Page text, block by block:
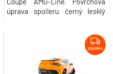
úprava spoileru černý lesklý
ZDARMA